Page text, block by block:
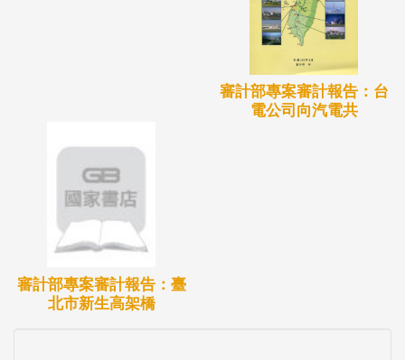
審計部專案審計報告：台
電公司向汽電共
審計部專案審計報告：臺
北市新生高架橋